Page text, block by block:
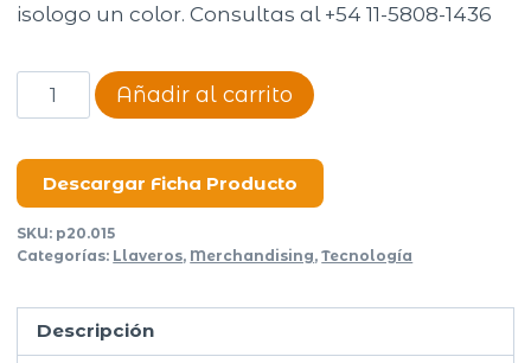
isologo un color. Consultas al +54 11-5808-1436
Llavero
Mini
cantidad
Añadir al carrito
Descargar Ficha Producto
SKU: p20.015
Categorías: Llaveros, Merchandising,Tecnología
Descripción